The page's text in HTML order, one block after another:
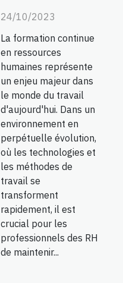
24/10/2023
La formation continue
en ressources
humaines représente
un enjeu majeur dans
le monde du travail
d'aujourd'hui. Dans un
environnement en
perpétuelle évolution,
où les technologies et
les méthodes de
travail se
transforment
rapidement, il est
crucial pour les
professionnels des RH
de maintenir...